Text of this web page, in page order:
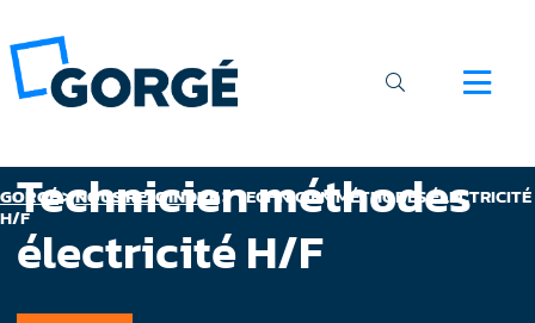
GORGÉ>NOUS REJOINDRE>TECHNICIEN MÉTHODES ÉLECTRICITÉ
H/FTechnicien méthodes
électricité H/F